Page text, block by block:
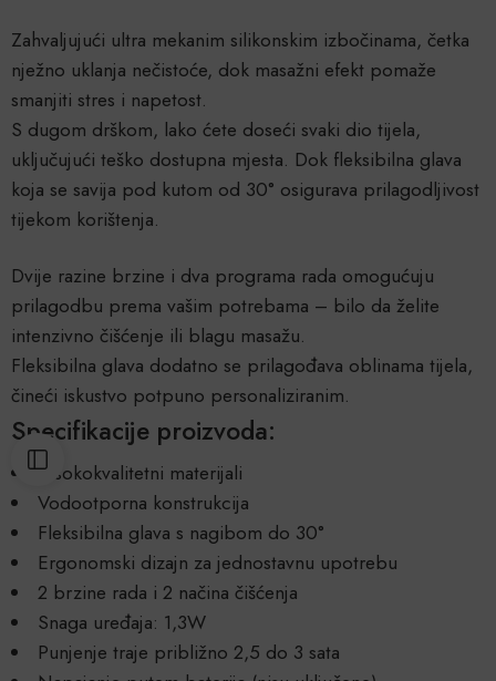
Zahvaljujući ultra mekanim silikonskim izbočinama, četka
nježno uklanja nečistoće, dok masažni efekt pomaže
smanjiti stres i napetost.
S dugom drškom, lako ćete doseći svaki dio tijela,
uključujući teško dostupna mjesta. Dok fleksibilna glava
koja se savija pod kutom od 30° osigurava prilagodljivost
tijekom korištenja.
Dvije razine brzine i dva programa rada omogućuju
prilagodbu prema vašim potrebama – bilo da želite
intenzivno čišćenje ili blagu masažu.
Fleksibilna glava dodatno se prilagođava oblinama tijela,
čineći iskustvo potpuno personaliziranim.
Specifikacije proizvoda:
Visokokvalitetni materijali
Vodootporna konstrukcija
Fleksibilna glava s nagibom do 30°
Ergonomski dizajn za jednostavnu upotrebu
2 brzine rada i 2 načina čišćenja
Snaga uređaja: 1,3W
Punjenje traje približno 2,5 do 3 sata